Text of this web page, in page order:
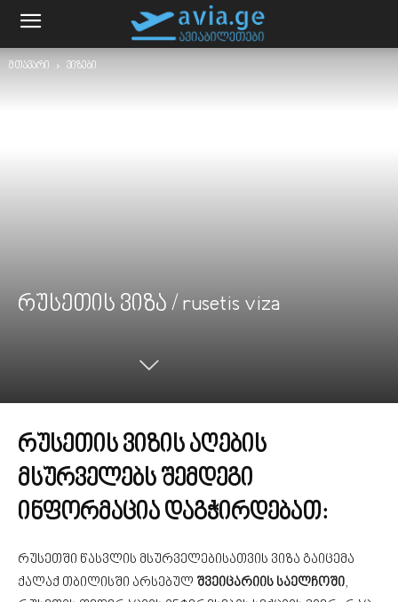
მთავარი ვიზები
რუსეთის ვიზა / rusetis viza
რუსეთის ვიზის აღების
მსურველებს შემდეგი
ინფორმაცია დაგჭირდებათ:
რუსეთში წასვლის მსურველებისათვის ვიზა გაიცემა
ქალაქ თბილისში არსებულ შვეიცარიის საელჩოში,